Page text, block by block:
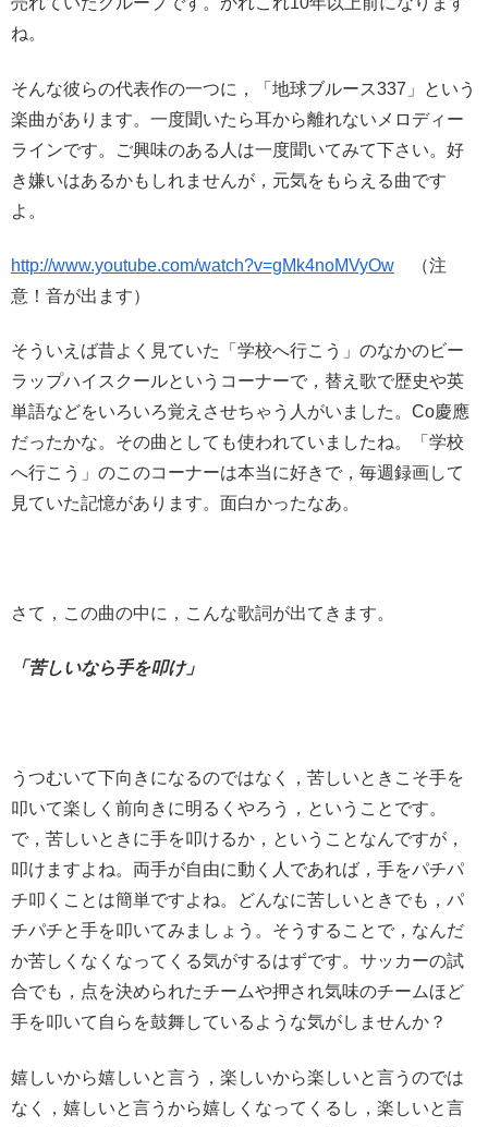
ね。
そんな彼らの代表作の一つに，「地球ブルース337」という
楽曲があります。一度聞いたら耳から離れないメロディー
ラインです。ご興味のある人は一度聞いてみて下さい。好
き嫌いはあるかもしれませんが，元気をもらえる曲です
よ。
http://www.youtube.com/watch?v=gMk4noMVyOw （注
意！音が出ます）
そういえば昔よく見ていた「学校へ行こう」のなかのビー
ラップハイスクールというコーナーで，替え歌で歴史や英
単語などをいろいろ覚えさせちゃう人がいました。Co慶應
だったかな。その曲としても使われていましたね。「学校
へ行こう」のこのコーナーは本当に好きで，毎週録画して
見ていた記憶があります。面白かったなあ。
さて，この曲の中に，こんな歌詞が出てきます。
「苦しいなら手を叩け」
うつむいて下向きになるのではなく，苦しいときこそ手を
叩いて楽しく前向きに明るくやろう，ということです。
で，苦しいときに手を叩けるか，ということなんですが，
叩けますよね。両手が自由に動く人であれば，手をパチパ
チ叩くことは簡単ですよね。どんなに苦しいときでも，パ
チパチと手を叩いてみましょう。そうすることで，なんだ
か苦しくなくなってくる気がするはずです。サッカーの試
合でも，点を決められたチームや押され気味のチームほど
手を叩いて自らを鼓舞しているような気がしませんか？
嬉しいから嬉しいと言う，楽しいから楽しいと言うのでは
なく，嬉しいと言うから嬉しくなってくるし，楽しいと言